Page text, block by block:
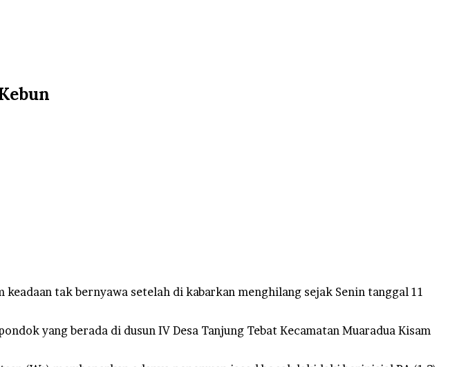
tak bernyawa setelah di kabarkan menghilang sejak Senin tanggal 11
yang berada di dusun IV Desa Tanjung Tebat Kecamatan Muaradua Kisam